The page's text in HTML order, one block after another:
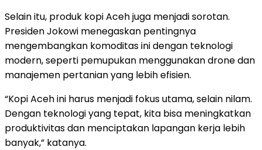
Selain itu, produk kopi Aceh juga menjadi sorotan.
Presiden Jokowi menegaskan pentingnya
mengembangkan komoditas ini dengan teknologi
modern, seperti pemupukan menggunakan drone dan
manajemen pertanian yang lebih efisien.
“Kopi Aceh ini harus menjadi fokus utama, selain nilam.
Dengan teknologi yang tepat, kita bisa meningkatkan
produktivitas dan menciptakan lapangan kerja lebih
banyak,” katanya.